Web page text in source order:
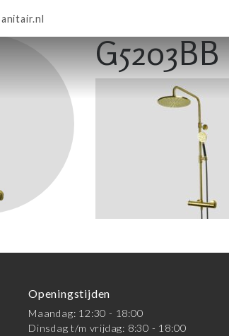
G5203BB
Openingstijden
Maandag: 12:30 - 18:00
Dinsdag t/m vrijdag: 8:30 - 18:00